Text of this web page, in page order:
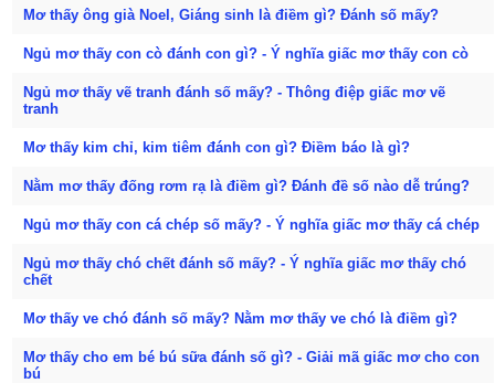
Mơ thấy ông già Noel, Giáng sinh là điềm gì? Đánh số mấy?
Ngủ mơ thấy con cò đánh con gì? - Ý nghĩa giấc mơ thấy con cò
Ngủ mơ thấy vẽ tranh đánh số mấy? - Thông điệp giấc mơ vẽ
tranh
Mơ thấy kim chỉ, kim tiêm đánh con gì? Điềm báo là gì?
Nằm mơ thấy đống rơm rạ là điềm gì? Đánh đề số nào dễ trúng?
Ngủ mơ thấy con cá chép số mấy? - Ý nghĩa giấc mơ thấy cá chép
Ngủ mơ thấy chó chết đánh số mấy? - Ý nghĩa giấc mơ thấy chó
chết
Mơ thấy ve chó đánh số mấy? Nằm mơ thấy ve chó là điềm gì?
Mơ thấy cho em bé bú sữa đánh số gì? - Giải mã giấc mơ cho con
bú